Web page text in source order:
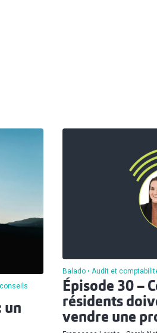
un
Balado Audit et
Épisode 30 –
résidents
vendre une